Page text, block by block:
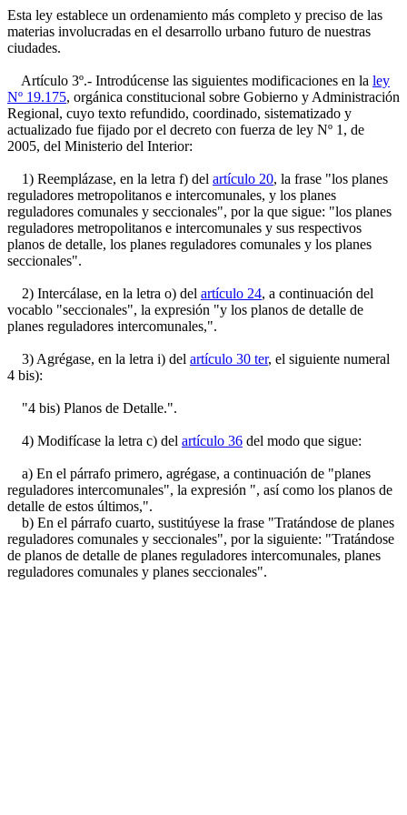
Esta ley establece un ordenamiento más completo y preciso de las
materias involucradas en el desarrollo urbano futuro de nuestras
ciudades.
Artículo 3º.- Introdúcense las siguientes modificaciones en la ley
Nº 19.175, orgánica constitucional sobre Gobierno y Administración
Regional, cuyo texto refundido, coordinado, sistematizado y
actualizado fue fijado por el decreto con fuerza de ley Nº 1, de
2005, del Ministerio del Interior:
1) Reemplázase, en la letra f) del artículo 20, la frase "los planes
reguladores metropolitanos e intercomunales, y los planes
reguladores comunales y seccionales", por la que sigue: "los planes
reguladores metropolitanos e intercomunales y sus respectivos
planos de detalle, los planes reguladores comunales y los planes
seccionales".
2) Intercálase, en la letra o) del artículo 24, a continuación del
vocablo "seccionales", la expresión "y los planos de detalle de
planes reguladores intercomunales,".
3) Agrégase, en la letra i) del artículo 30 ter, el siguiente numeral
4 bis):
"4 bis) Planos de Detalle.".
4) Modifícase la letra c) del artículo 36 del modo que sigue:
a) En el párrafo primero, agrégase, a continuación de "planes
reguladores intercomunales", la expresión ", así como los planos de
detalle de estos últimos,".
b) En el párrafo cuarto, sustitúyese la frase "Tratándose de planes
reguladores comunales y seccionales", por la siguiente: "Tratándose
de planos de detalle de planes reguladores intercomunales, planes
reguladores comunales y planes seccionales".